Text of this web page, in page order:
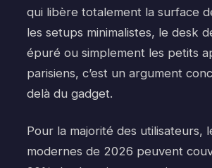
qui libère totalement la surface
les setups minimalistes, le desk
épuré ou simplement les petits
parisiens, c’est un argument
delà du gadget.
Pour la majorité des utilisateurs,
modernes de 2026 peuvent